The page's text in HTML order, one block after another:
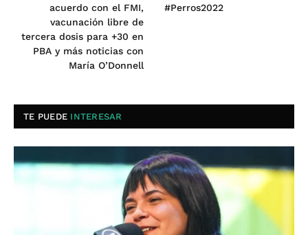
acuerdo con el FMI,
vacunación libre de
tercera dosis para +30 en
PBA y más noticias con
María O’Donnell
#Perros2022
TE PUEDE INTERESAR